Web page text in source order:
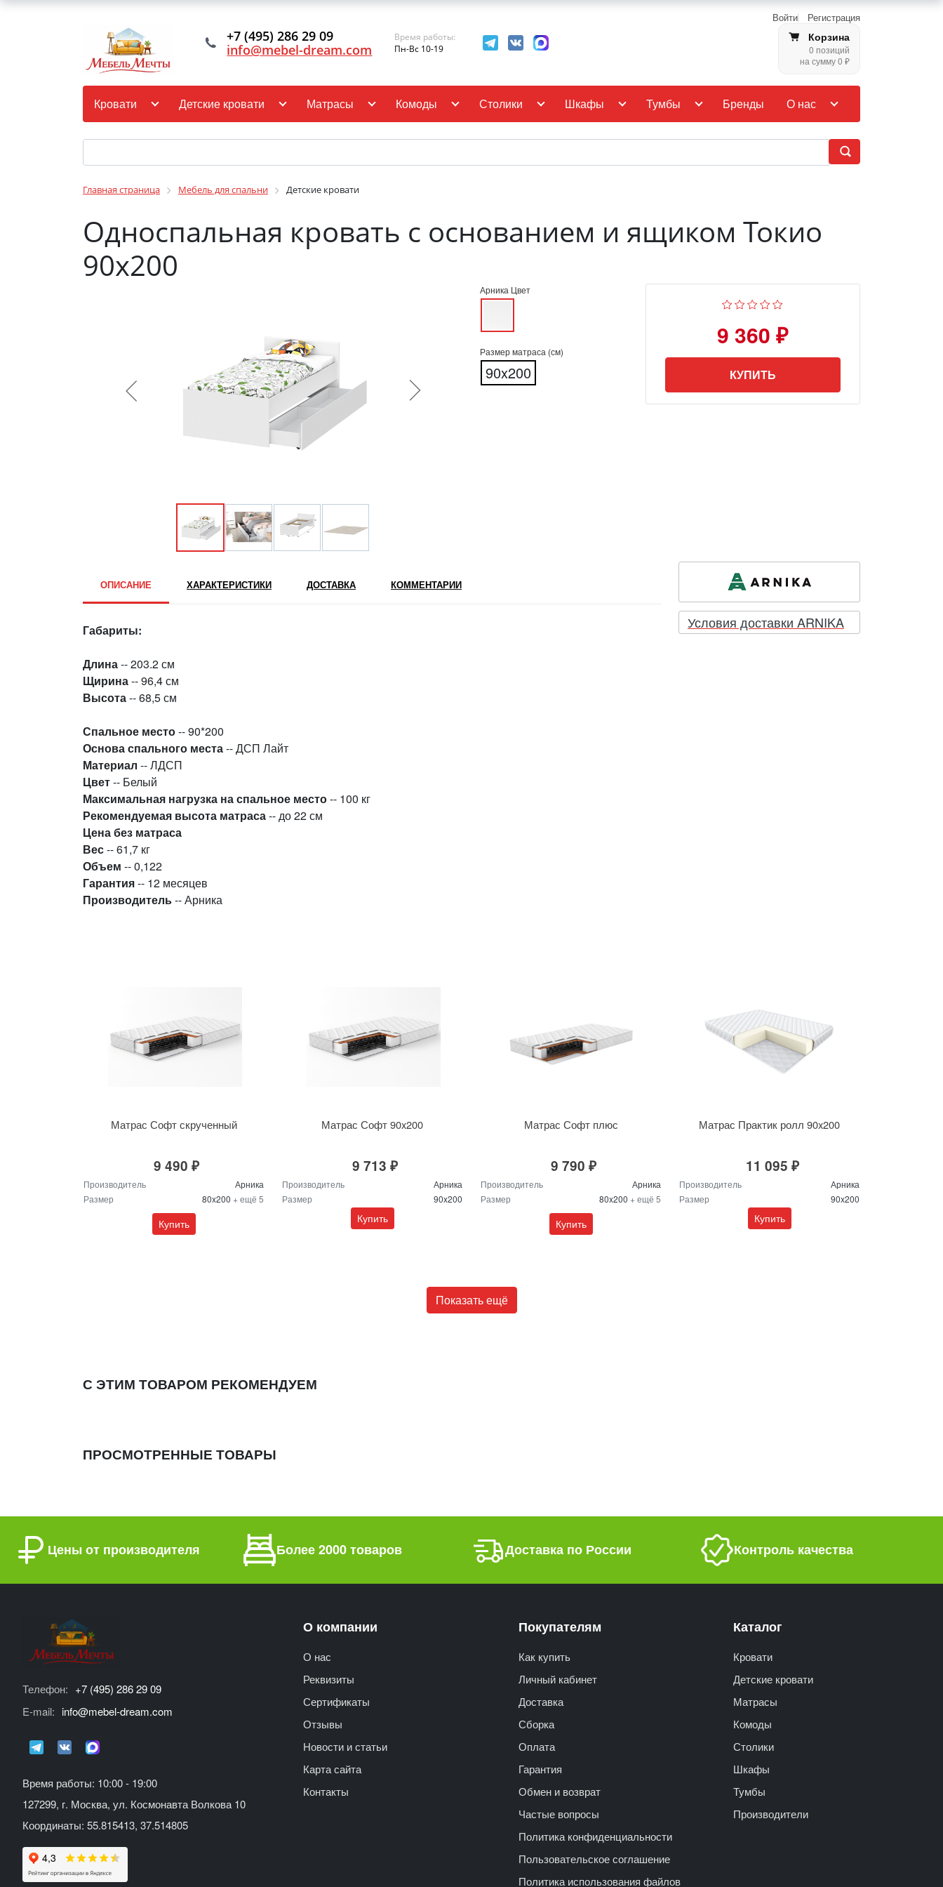
+7 (495) 286 29 09
info@mebel-dream.com
Время работы:
Пн-Вс 10-19
Войти Регистрация
Корзина
0 позиций
на сумму 0 ₽
Кровати Детские кровати Матрасы Комоды Столики Шкафы Тумбы Бренды О нас
Главная страница Мебель для спальни Детские кровати
Односпальная кровать с основанием и ящиком Токио
90х200
Арника Цвет
Размер матраса (см)
90x200
9 360 ₽
КУПИТЬ
ОПИСАНИЕ ХАРАКТЕРИСТИКИ ДОСТАВКА КОММЕНТАРИИ
Габариты:
Длина-- 203.2 см
Щирина-- 96,4 см
Высота-- 68,5 см
Спальное место-- 90*200
Основа спального места-- ДСП Лайт
Материал -- ЛДСП
Цвет-- Белый
Максимальная нагрузка на спальное место-- 100 кг
Рекомендуемая высота матраса-- до 22 см
Цена без матраса
Вес-- 61,7 кг
Объем -- 0,122
Гарантия-- 12 месяцев
Производитель-- Арника
Условия доставки ARNIKA
Матрас Софт скрученный
9 490 ₽
Производитель
Арника
Размер
80x200 + ещё 5
Купить
Матрас Софт 90x200
9 713 ₽
Производитель
Арника
Размер
90x200
Купить
Матрас Софт плюс
9 790 ₽
Производитель
Арника
Размер
80x200 + ещё 5
Купить
Матрас Практик ролл 90x200
11 095 ₽
Производитель
Арника
Размер
90x200
Купить
Показать ещё
С ЭТИМ ТОВАРОМ РЕКОМЕНДУЕМ
ПРОСМОТРЕННЫЕ ТОВАРЫ
Цены от производителя Более 2000 товаров Доставка по России Контроль качества
Телефон: +7 (495) 286 29 09
E-mail: info@mebel-dream.com
Время работы: 10:00 - 19:00
127299, г. Москва, ул. Космонавта Волкова 10
Координаты: 55.815413, 37.514805
О компании
О нас
Реквизиты
Сертификаты
Отзывы
Новости и статьи
Карта сайта
Контакты
Покупателям
Как купить
Личный кабинет
Доставка
Сборка
Оплата
Гарантия
Обмен и возврат
Частые вопросы
Политика конфиденциальности
Пользовательское соглашение
Политика использования файлов
Каталог
Кровати
Детские кровати
Матрасы
Комоды
Столики
Шкафы
Тумбы
Производители